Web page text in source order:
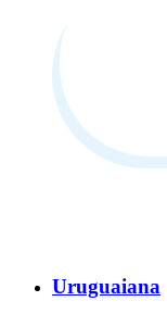
Uruguaiana